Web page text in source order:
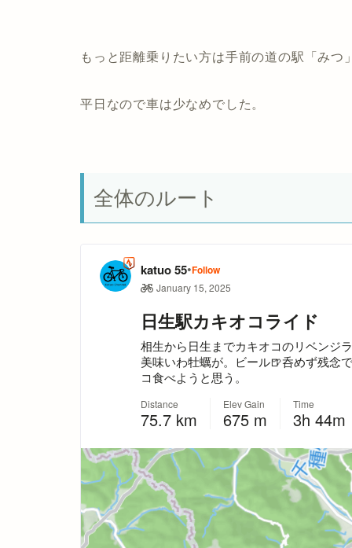
もっと距離乗りたい方は手前の道の駅「みつ
平日なので車は少なめでした。
全体のルート